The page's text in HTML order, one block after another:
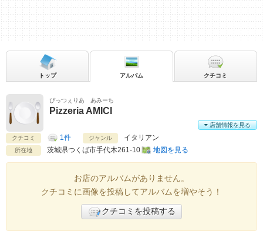
ぴっつぇりあ あみーち
Pizzeria AMICI
クチコミ 1件 ジャンル イタリアン
所在地 茨城県つくば市手代木261-10 地図を見る
店舗情報を見る
トップ アルバム クチコミ
お店のアルバムがありません。
クチコミに画像を投稿してアルバムを増やそう！
クチコミを投稿する